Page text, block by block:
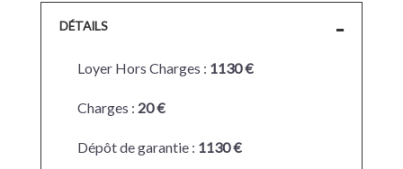
DÉTAILS
Loyer Hors Charges : 1130 €
Charges : 20 €
Dépôt de garantie : 1130 €